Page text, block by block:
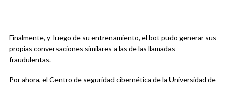
Finalmente, y luego de su entrenamiento, el bot pudo generar sus
propias conversaciones similares a las de las llamadas
fraudulentas.
Por ahora, el Centro de seguridad cibernética de la Universidad de